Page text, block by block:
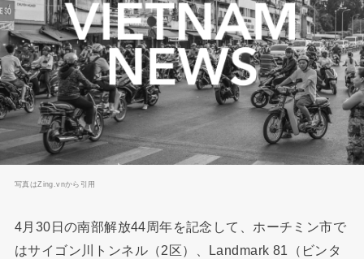
写真はZing.vnから引用
4月30日の南部解放44周年を記念して、ホーチミン市で
はサイゴン川トンネル（2区）、Landmark 81（ビンタ